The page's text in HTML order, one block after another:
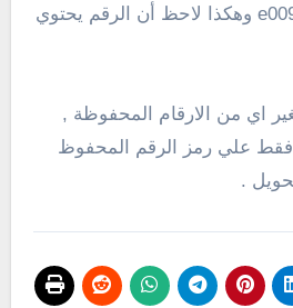
الدولي مثال e0090123456 وهكذا لاحظ أن الرقم يحتوي
اي من الارقام المحفوظة ,
علي رمز الرقم المحفوظ
.